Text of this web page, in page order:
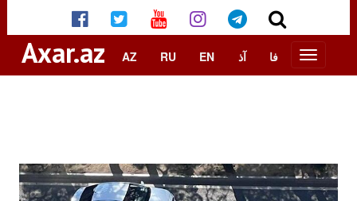
Axar.az AZ RU EN آذ فا